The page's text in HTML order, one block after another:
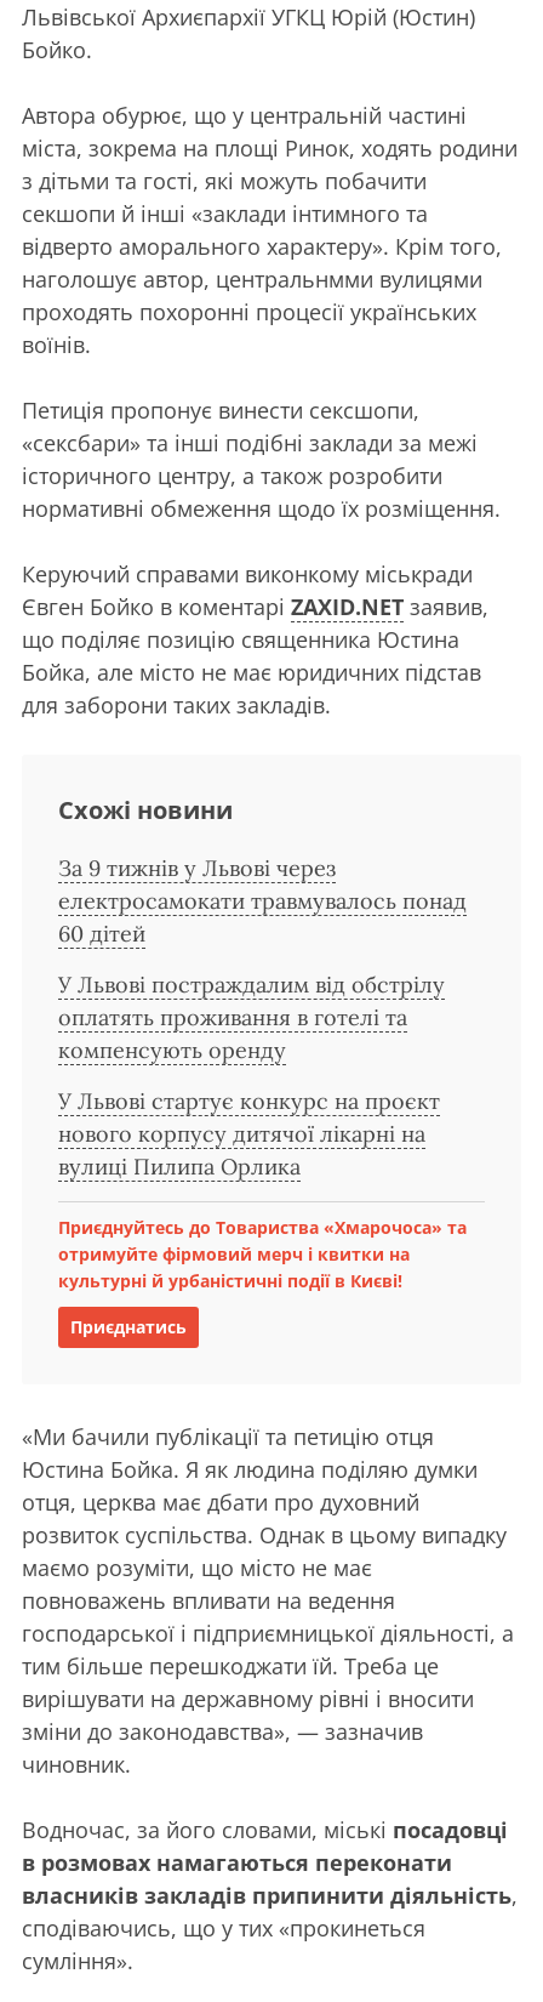
Львівської Архиєпархії УГКЦ Юрій (Юстин)
Бойко.
Автора обурює, що у центральній частині
міста, зокрема на площі Ринок, ходять родини
з дітьми та гості, які можуть побачити
секшопи й інші «заклади інтимного та
відверто аморального характеру». Крім того,
наголошує автор, центральнмми вулицями
проходять похоронні процесії українських
воїнів.
Петиція пропонує винести сексшопи,
«сексбари» та інші подібні заклади за межі
історичного центру, а також розробити
нормативні обмеження щодо їх розміщення.
Керуючий справами виконкому міськради
Євген Бойко в коментарі ZAXID.NET заявив,
що поділяє позицію священника Юстина
Бойка, але місто не має юридичних підстав
для заборони таких закладів.
Схожі новини
За 9 тижнів у Львові через
електросамокати травмувалось понад
60 дітей
У Львові постраждалим від обстрілу
оплатять проживання в готелі та
компенсують оренду
У Львові стартує конкурс на проєкт
нового корпусу дитячої лікарні на
вулиці Пилипа Орлика
Приєднуйтесь до Товариства «Хмарочоса» та
отримуйте фірмовий мерч і квитки на
культурні й урбаністичні події в Києві!
Приєднатись
«Ми бачили публікації та петицію отця
Юстина Бойка. Я як людина поділяю думки
отця, церква має дбати про духовний
розвиток суспільства. Однак в цьому випадку
маємо розуміти, що місто не має
повноважень впливати на ведення
господарської і підприємницької діяльності, а
тим більше перешкоджати їй. Треба це
вирішувати на державному рівні і вносити
зміни до законодавства», — зазначив
чиновник.
Водночас, за його словами, міські посадовці
в розмовах намагаються переконати
власників закладів припинити діяльність,
сподіваючись, що у тих «прокинеться
сумління».